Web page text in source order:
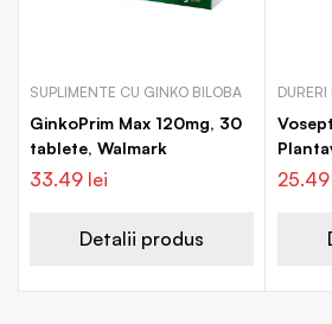
SUPLIMENTE CU GINKO BILOBA
GinkoPrim Max 120mg, 30
tablete, Walmark
33.49 lei
Detalii produs
25.49